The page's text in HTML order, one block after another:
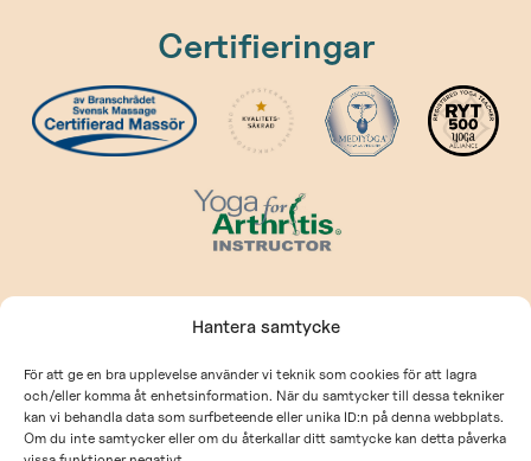
Hantera samtycke
För att ge en bra upplevelse använder vi teknik som cookies för att lagra
och/eller komma åt enhetsinformation. När du samtycker till dessa tekniker
kan vi behandla data som surfbeteende eller unika ID:n på denna webbplats.
Om du inte samtycker eller om du återkallar ditt samtycke kan detta påverka
Certifieringar
Kontakt
kontakt@prehabcenter.com
Allmänna villkor